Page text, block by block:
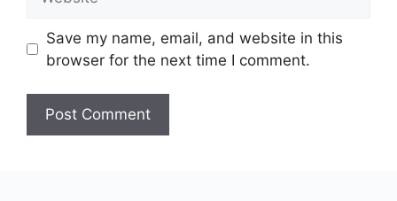
Save my name, email, and website in this
browser for the next time I comment.